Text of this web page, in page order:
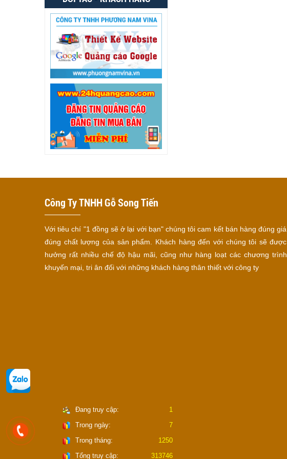
Công Ty TNHH Gỗ Song Tiến
Với tiêu chí "1 đồng sẽ ở lại với bạn" chúng tôi cam kết bán hàng đúng giá
đúng chất lượng của sản phẩm. Khách hàng đến với chúng tôi sẽ được
hưởng rất nhiều chế độ hậu mãi, cũng như hàng loạt các chương trình
khuyến mại, tri ân đối với những khách hàng thân thiết với công ty
Đang truy cập:
1
Trong ngày:
7
Trong tháng:
1250
Tổng truy cập:
313746